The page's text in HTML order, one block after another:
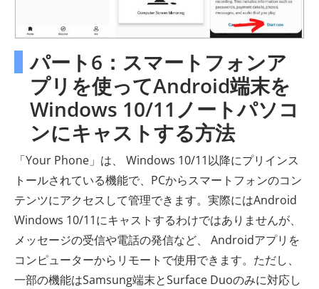
パート6：スマートフォンア
プリを使ってAndroid端末を
Windows 10/11ノートパソコ
ンにキャストする方法
「Your Phone」は、 Windows 10/11以降にプリインス
トールされている機能で、PCからスマートフォンのコン
テンツにアクセスして管理できます。実際にはAndroid
Windows 10/11にキャストするわけではありませんが、
メッセージの受信や電話の発信など、 Androidアプリを
コンピューターからリモートで使用できます。ただし、
一部の機能はSamsung端末とSurface Duoのみに対応し